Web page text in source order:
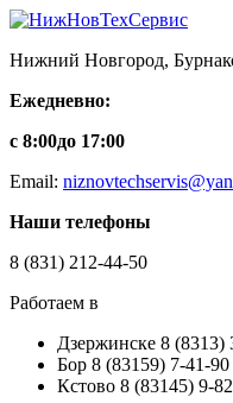
Нижний Новгород,
Ежедневно:
с 8:00до 17:00
Email:
Наши телефоны
8 (831) 212-44-50
Работаем в
Дзержинске 8 (8313)
Бор 8 (83159) 7-41-90
Кстово 8 (83145) 9-